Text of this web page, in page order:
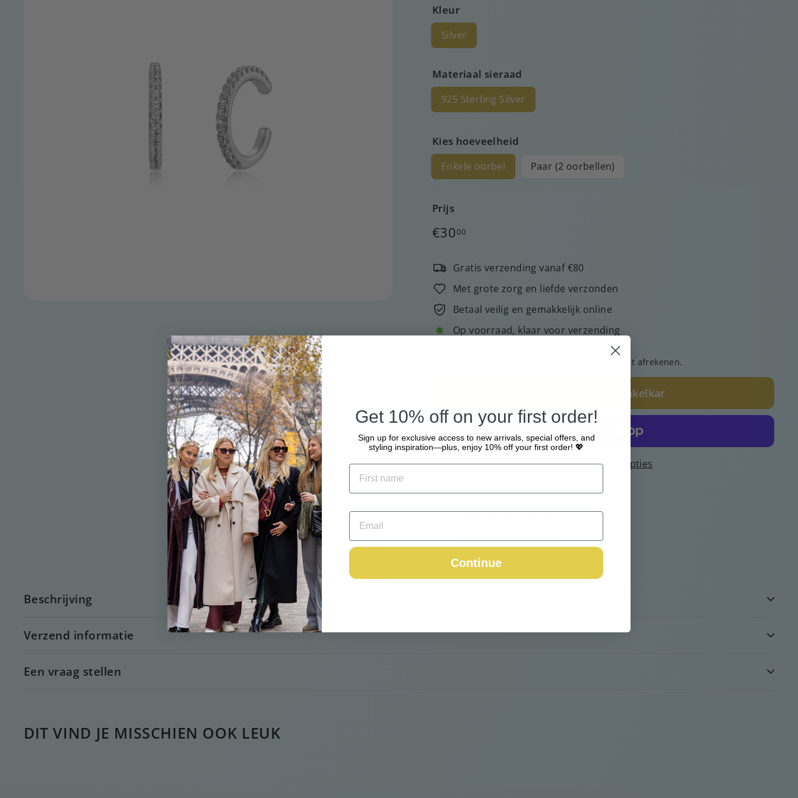
Kleur
Silver
Materiaal sieraad
925 Sterling Silver
Kies hoeveelheid
Enkele oorbel Paar (2 oorbellen)
Prijs
Normale
€3000
Gratis verzending vanaf €80
Met grote zorg en liefde verzonden
Betaal veilig en gemakkelijk online
Op voorraad, klaar voor verzending
berekend bij het afrekenen.
Voeg toe aan winkelkar
Meer betalingsopties
Ophalen mogelijk bijWebshop
Meestal klaar binnen 24 uur
Beschrijving
Verzend informatie
Een vraag stellen
DIT VIND JE MISSCHIEN OOK LEUK
Get 10% off on your first order!
Sign up for exclusive access to new arrivals, special offers, and
styling inspiration—plus, enjoy 10% off your first order! 💖
Continue